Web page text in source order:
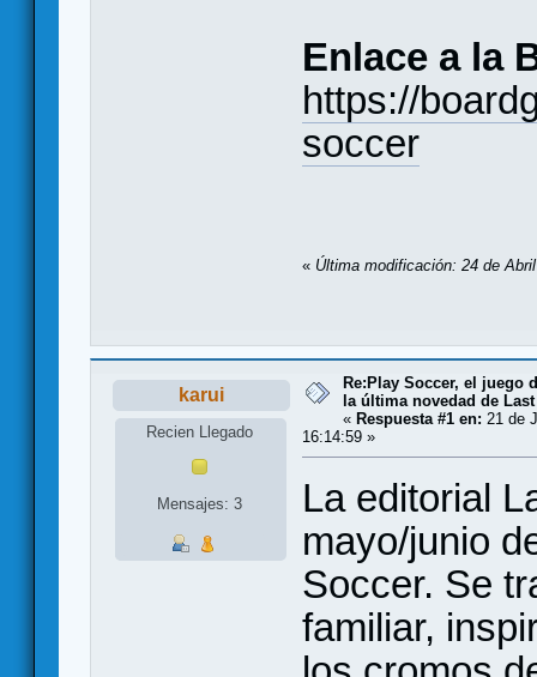
Enlace a la
https://
soccer
« Última modificación: 24 de
karui
Recien Llegado
Mensajes: 3
Re:Play Soccer, el juego
la última novedad de
« Respuesta #1 en: 21 de
16:14:59 »
La editorial
mayo/junio
Soccer. Se
familiar,